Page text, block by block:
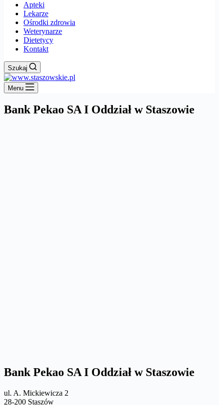
Apteki
Lekarze
Ośrodki zdrowia
Weterynarze
Dietetycy
Kontakt
Szukaj
Menu
Bank Pekao SA I Oddział w Staszowie
Bank Pekao SA I Oddział w Staszowie
ul. A. Mickiewicza 2
28-200 Staszów